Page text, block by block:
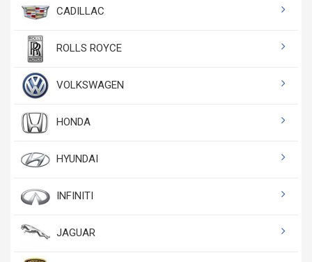
CADILLAC
ROLLS ROYCE
VOLKSWAGEN
HONDA
HYUNDAI
INFINITI
JAGUAR